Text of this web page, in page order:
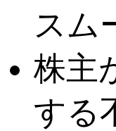
スム
株主
する